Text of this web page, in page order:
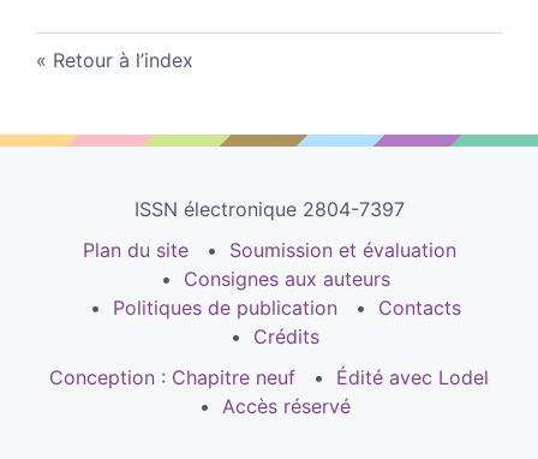
Retour à l’index
ISSN électronique 2804-7397
Plan du site
Soumission et évaluation
Consignes aux auteurs
Politiques de publication
Contacts
Crédits
Conception : Chapitre neuf
Édité avec Lodel
Accès réservé